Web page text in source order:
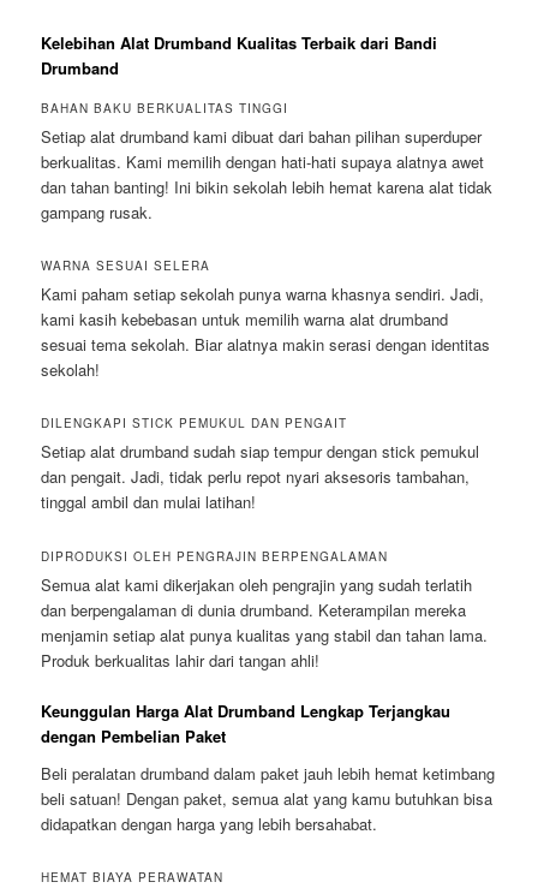
Kelebihan Alat Drumband Kualitas Terbaik dari Bandi
Drumband
BAHAN BAKU BERKUALITAS TINGGI
Setiap alat drumband kami dibuat dari bahan pilihan superduper
berkualitas. Kami memilih dengan hati-hati supaya alatnya awet
dan tahan banting! Ini bikin sekolah lebih hemat karena alat tidak
gampang rusak.
WARNA SESUAI SELERA
Kami paham setiap sekolah punya warna khasnya sendiri. Jadi,
kami kasih kebebasan untuk memilih warna alat drumband
sesuai tema sekolah. Biar alatnya makin serasi dengan identitas
sekolah!
DILENGKAPI STICK PEMUKUL DAN PENGAIT
Setiap alat drumband sudah siap tempur dengan stick pemukul
dan pengait. Jadi, tidak perlu repot nyari aksesoris tambahan,
tinggal ambil dan mulai latihan!
DIPRODUKSI OLEH PENGRAJIN BERPENGALAMAN
Semua alat kami dikerjakan oleh pengrajin yang sudah terlatih
dan berpengalaman di dunia drumband. Keterampilan mereka
menjamin setiap alat punya kualitas yang stabil dan tahan lama.
Produk berkualitas lahir dari tangan ahli!
Keunggulan Harga Alat Drumband Lengkap Terjangkau
dengan Pembelian Paket
Beli peralatan drumband dalam paket jauh lebih hemat ketimbang
beli satuan! Dengan paket, semua alat yang kamu butuhkan bisa
didapatkan dengan harga yang lebih bersahabat.
HEMAT BIAYA PERAWATAN